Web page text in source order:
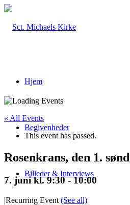
Hjem
Begivenheder
Billeder & Interviews
« All Events
This event has passed.
Rosenkrans, den 1.
7. juni kl. 9:30-10:00
|Recurring Event (See all)